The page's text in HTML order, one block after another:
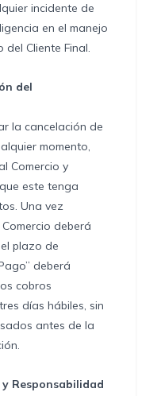
incidente de
en el manejo
Cliente Final.
del
la cancelación de
momento,
Comercio y
este tenga
Una vez
deberá
plazo de
deberá
cobros
días hábiles, sin
antes de la
Responsabilidad